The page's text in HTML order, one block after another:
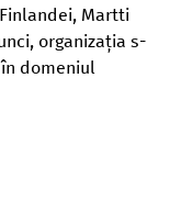
Martti
organizația s-
domeniul